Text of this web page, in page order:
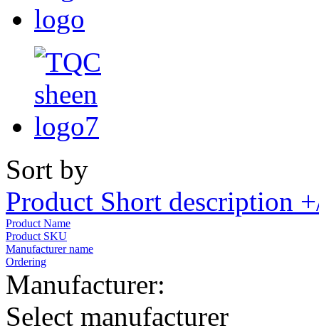
Sort by
Product Short description
Product Name
Product SKU
Manufacturer name
Ordering
Manufacturer:
Select manufacturer